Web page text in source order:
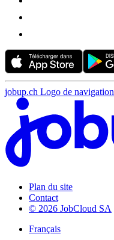
jobup.ch Logo de navigation
Plan du site
Contact
© 2026 JobCloud SA
Français